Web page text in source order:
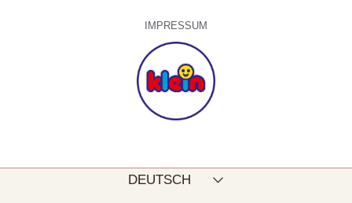
IMPRESSUM
DEUTSCH